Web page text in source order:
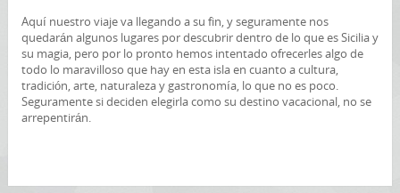
Aquí nuestro viaje va llegando a su fin, y seguramente nos
quedarán algunos lugares por descubrir dentro de lo que es Sicilia y
su magia, pero por lo pronto hemos intentado ofrecerles algo de
todo lo maravilloso que hay en esta isla en cuanto a cultura,
tradición, arte, naturaleza y gastronomía, lo que no es poco.
Seguramente si deciden elegirla como su destino vacacional, no se
arrepentirán.